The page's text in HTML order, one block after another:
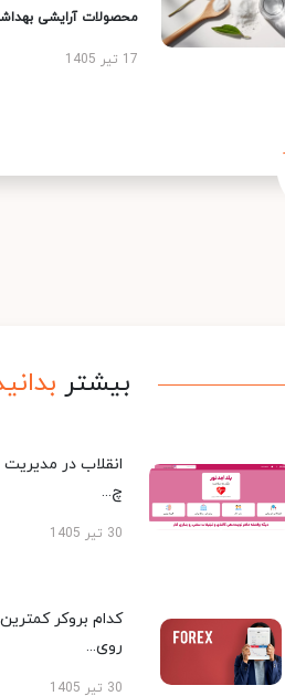
محصولات آرایشی
17 تیر 1405
بیشتر بدانید
انقلاب در مدیریت
چ...
30 تیر 1405
کدام بروکر
روی...
30 تیر 1405